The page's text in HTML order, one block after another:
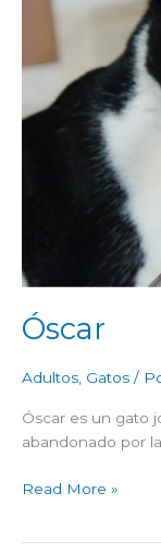
Óscar
Adultos Gatos /
Óscar es un gato
abandonado por
Read More »